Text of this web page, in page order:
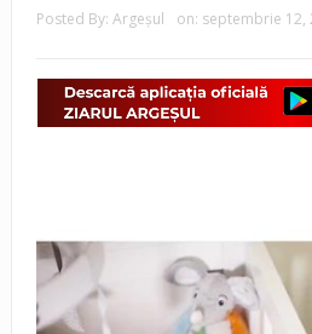
Posted By: Argeşul on: septembrie 12,